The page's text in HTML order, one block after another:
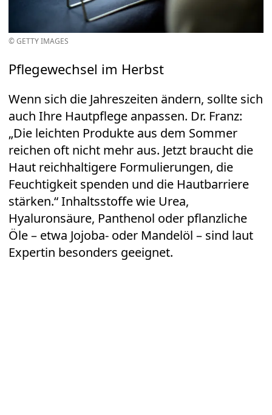
© GETTY IMAGES
Pflegewechsel im Herbst
Wenn sich die Jahreszeiten ändern, sollte sich
auch Ihre Hautpflege anpassen. Dr. Franz:
„Die leichten Produkte aus dem Sommer
reichen oft nicht mehr aus. Jetzt braucht die
Haut reichhaltigere Formulierungen, die
Feuchtigkeit spenden und die Hautbarriere
stärken.“ Inhaltsstoffe wie Urea,
Hyaluronsäure, Panthenol oder pflanzliche
Öle – etwa Jojoba- oder Mandelöl – sind laut
Expertin besonders geeignet.